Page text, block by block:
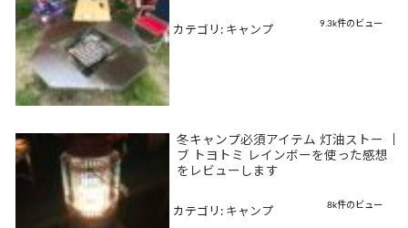
9.3k件のビュー
カテゴリ: キャンプ
冬キャンプ必須アイテム 灯油ストー
ブ トヨトミ レインボーを使った感想
をレビューします
8k件のビュー
カテゴリ: キャンプ